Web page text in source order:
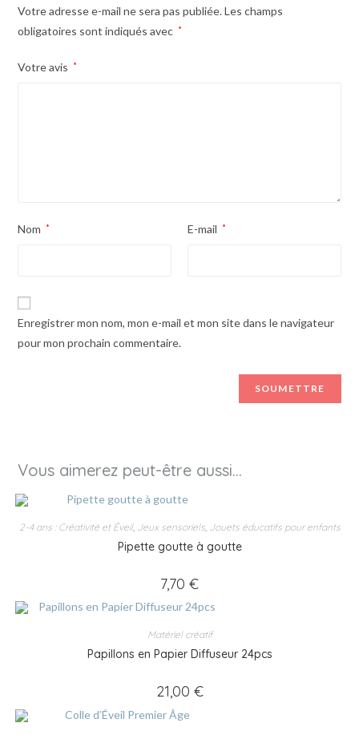
Votre adresse e-mail ne sera pas publiée. Les champs
obligatoires sont indiqués avec *
Votre avis *
Nom * E-mail *
Enregistrer mon nom, mon e-mail et mon site dans le navigateur
pour mon prochain commentaire.
Vous aimerez peut-être aussi…
2-4 ans : Créativité et Éveil, Jeux sensoriels, Jouets éducatifs pour enfants
Pipette goutte à goutte
7,70 €
Matériel créatif
Papillons en Papier Diffuseur 24pcs
21,00 €